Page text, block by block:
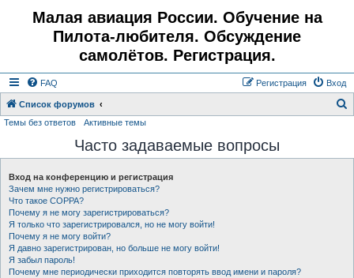
Малая авиация России. Обучение на
Пилота-любителя. Обсуждение
самолётов. Регистрация.
FAQ Вход
Регистрация
Список форумов
с
Темы без ответов Активные темы
Часто задаваемые вопросы
Вход на конференцию и регистрация
Зачем мне нужно регистрироваться?
Что такое COPPA?
Почему я не могу зарегистрироваться?
Я только что зарегистрировался, но не могу войти!
Почему я не могу войти?
Я давно зарегистрирован, но больше не могу войти!
Я забыл пароль!
Почему мне периодически приходится повторять ввод имени и пароля?